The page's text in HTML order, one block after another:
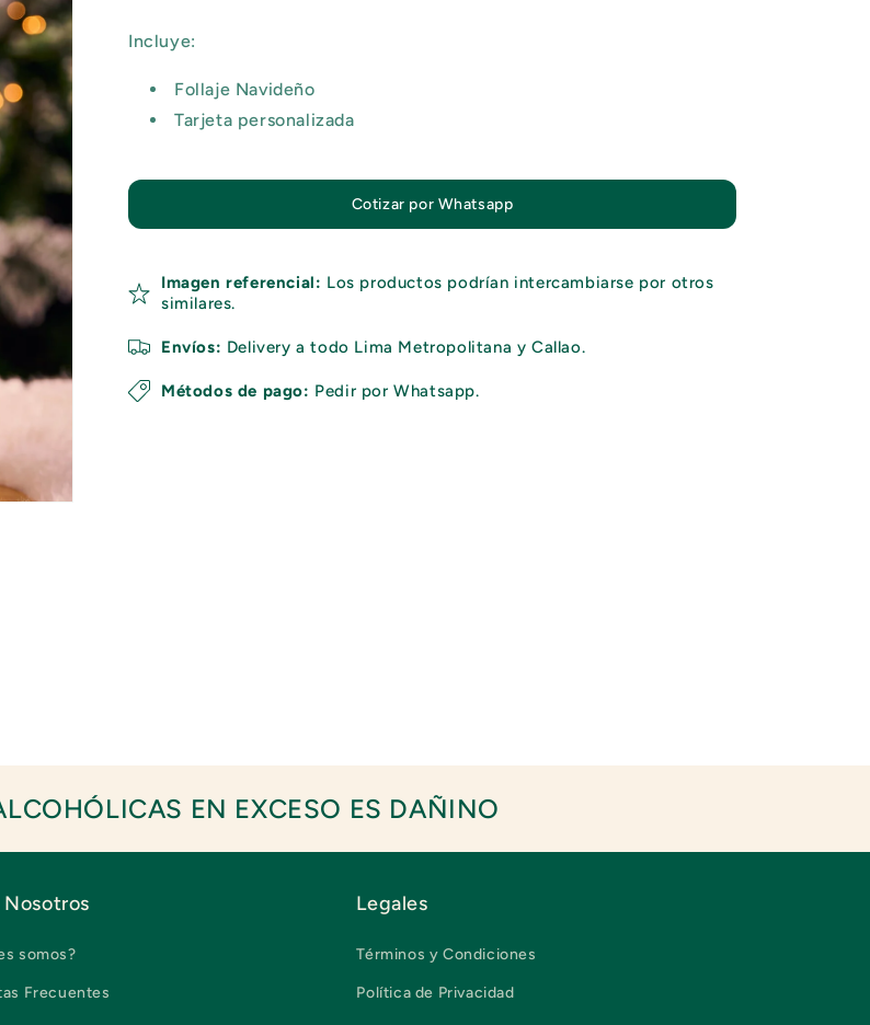
Incluye:
Follaje Navideño
Tarjeta personalizada
Cotizar por Whatsapp
Imagen referencial: Los productos podrían intercambiarse por otros
similares.
Envíos: Delivery a todo Lima Metropolitana y Callao.
Métodos de pago: Pedir por Whatsapp.
EN EXCESO ES DAÑINO
Nosotros
somos?
Frecuentes
Legales
Términos y Condiciones
Política de Privacidad